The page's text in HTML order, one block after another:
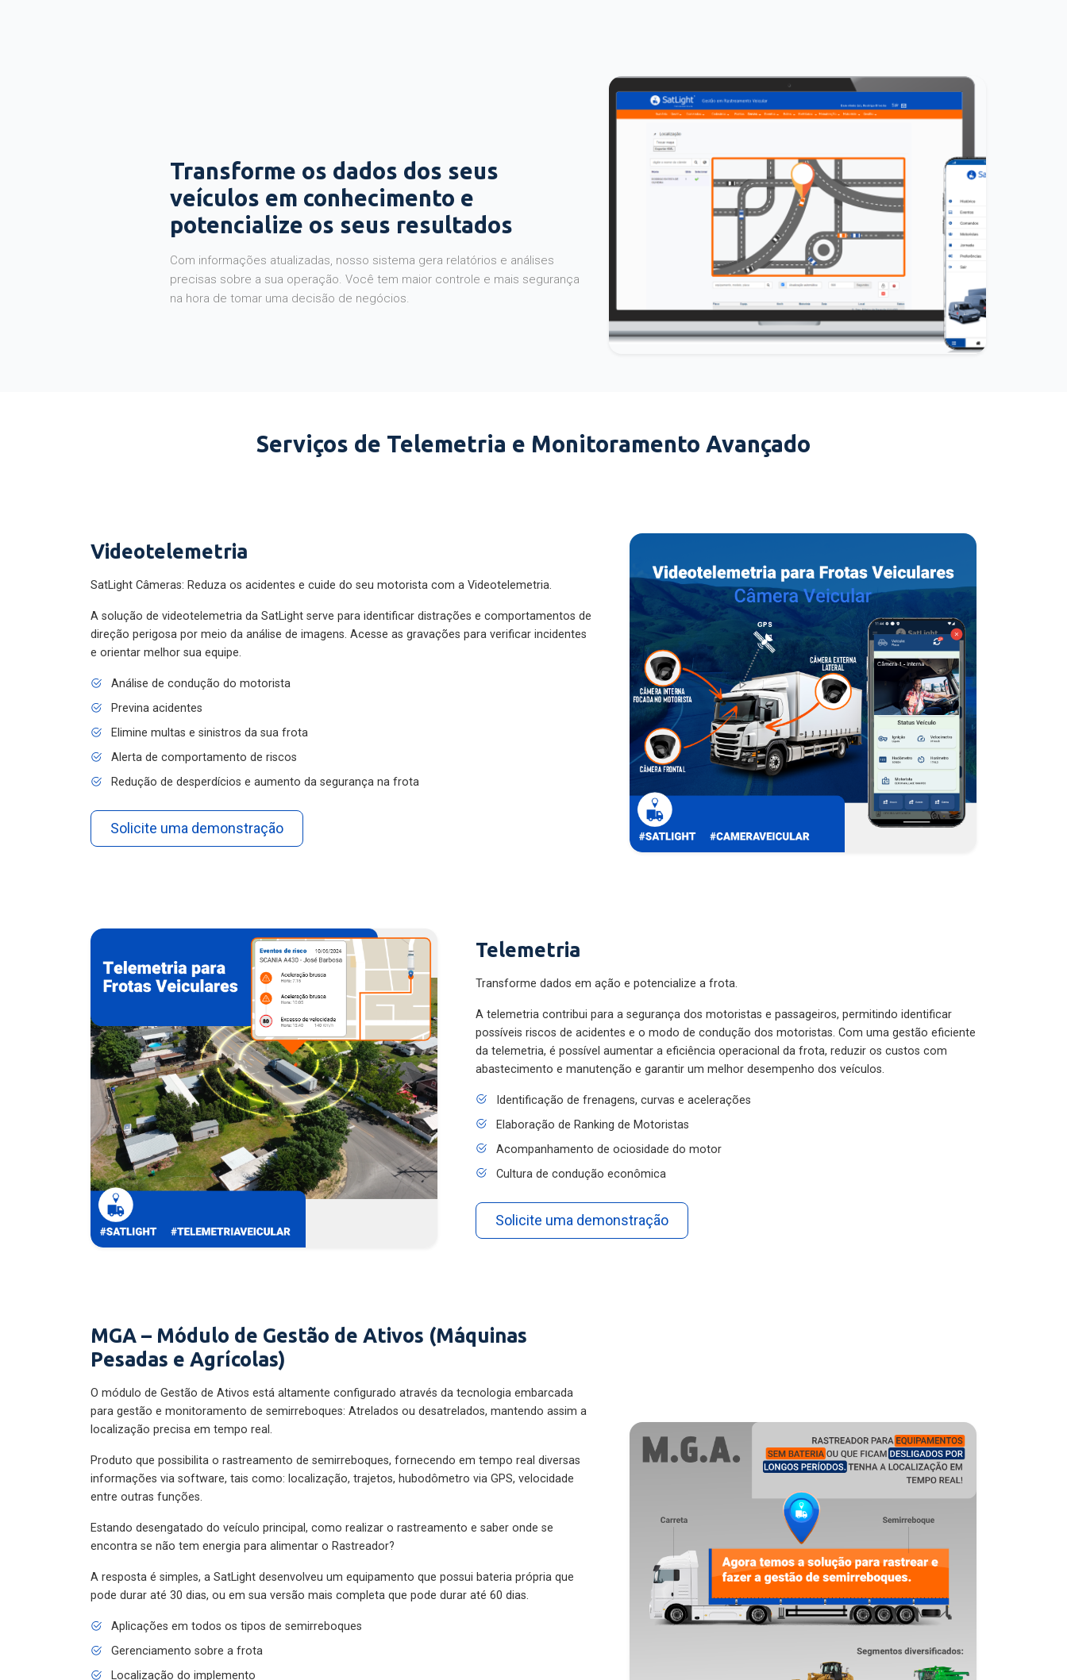
Transforme os dados dos seus
veículos em conhecimento e
potencialize os seus resultados
Com informações atualizadas, nosso sistema gera relatórios e análises
precisas sobre a sua operação. Você tem maior controle e mais segurança
na hora de tomar uma decisão de negócios.
Serviços de Telemetria e Monitoramento Avançado
Videotelemetria
SatLight Câmeras: Reduza os acidentes e cuide do seu motorista com a Videotelemetria.
A solução de videotelemetria da SatLight serve para identificar distrações e comportamentos de
direção perigosa por meio da análise de imagens. Acesse as gravações para verificar incidentes
e orientar melhor sua equipe.
Análise de condução do motorista
Previna acidentes
Elimine multas e sinistros da sua frota
Alerta de comportamento de riscos
Redução de desperdícios e aumento da segurança na frota
Solicite uma demonstração
Telemetria
Transforme dados em ação e potencialize a frota.
A telemetria contribui para a segurança dos motoristas e passageiros, permitindo identificar
possíveis riscos de acidentes e o modo de condução dos motoristas. Com uma gestão eficiente
da telemetria, é possível aumentar a eficiência operacional da frota, reduzir os custos com
abastecimento e manutenção e garantir um melhor desempenho dos veículos.
Identificação de frenagens, curvas e acelerações
Elaboração de Ranking de Motoristas
Acompanhamento de ociosidade do motor
Cultura de condução econômica
Solicite uma demonstração
MGA – Módulo de Gestão de Ativos (Máquinas
Pesadas e Agrícolas)
O módulo de Gestão de Ativos está altamente configurado através da tecnologia embarcada
para gestão e monitoramento de semirreboques: Atrelados ou desatrelados, mantendo assim a
localização precisa em tempo real.
Produto que possibilita o rastreamento de semirreboques, fornecendo em tempo real diversas
informações via software, tais como: localização, trajetos, hubodômetro via GPS, velocidade
entre outras funções.
Estando desengatado do veículo principal, como realizar o rastreamento e saber onde se
encontra se não tem energia para alimentar o Rastreador?
A resposta é simples, a SatLight desenvolveu um equipamento que possui bateria própria que
pode durar até 30 dias, ou em sua versão mais completa que pode durar até 60 dias.
Aplicações em todos os tipos de semirreboques
Gerenciamento sobre a frota
Localização do implemento